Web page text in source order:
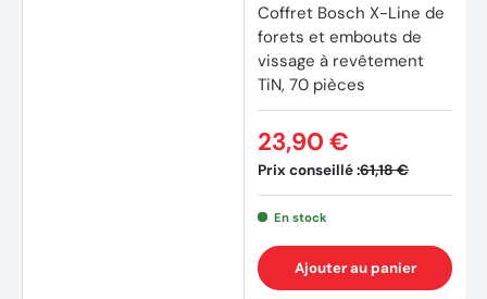
Coffret Bosch X-Line de
forets et embouts de
vissage à revêtement
TiN, 70 pièces
Prix conseillé :61,18 €
23,90 €
En stock
Ajouter au panier